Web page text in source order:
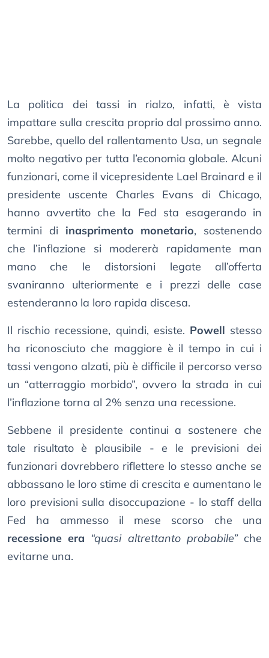
La politica dei tassi in rialzo, infatti, è vista
impattare sulla crescita proprio dal prossimo anno.
Sarebbe, quello del rallentamento Usa, un segnale
molto negativo per tutta l’economia globale. Alcuni
funzionari, come il vicepresidente Lael Brainard e il
presidente uscente Charles Evans di Chicago,
hanno avvertito che la Fed sta esagerando in
termini di inasprimento monetario, sostenendo
che l’inflazione si modererà rapidamente man
mano che le distorsioni legate all’offerta
svaniranno ulteriormente e i prezzi delle case
estenderanno la loro rapida discesa.
Il rischio recessione, quindi, esiste. Powell stesso
ha riconosciuto che maggiore è il tempo in cui i
tassi vengono alzati, più è difficile il percorso verso
un “atterraggio morbido”, ovvero la strada in cui
l’inflazione torna al 2% senza una recessione.
Sebbene il presidente continui a sostenere che
tale risultato è plausibile - e le previsioni dei
funzionari dovrebbero riflettere lo stesso anche se
abbassano le loro stime di crescita e aumentano le
loro previsioni sulla disoccupazione - lo staff della
Fed ha ammesso il mese scorso che una
recessione era “quasi altrettanto probabile”che
evitarne una.